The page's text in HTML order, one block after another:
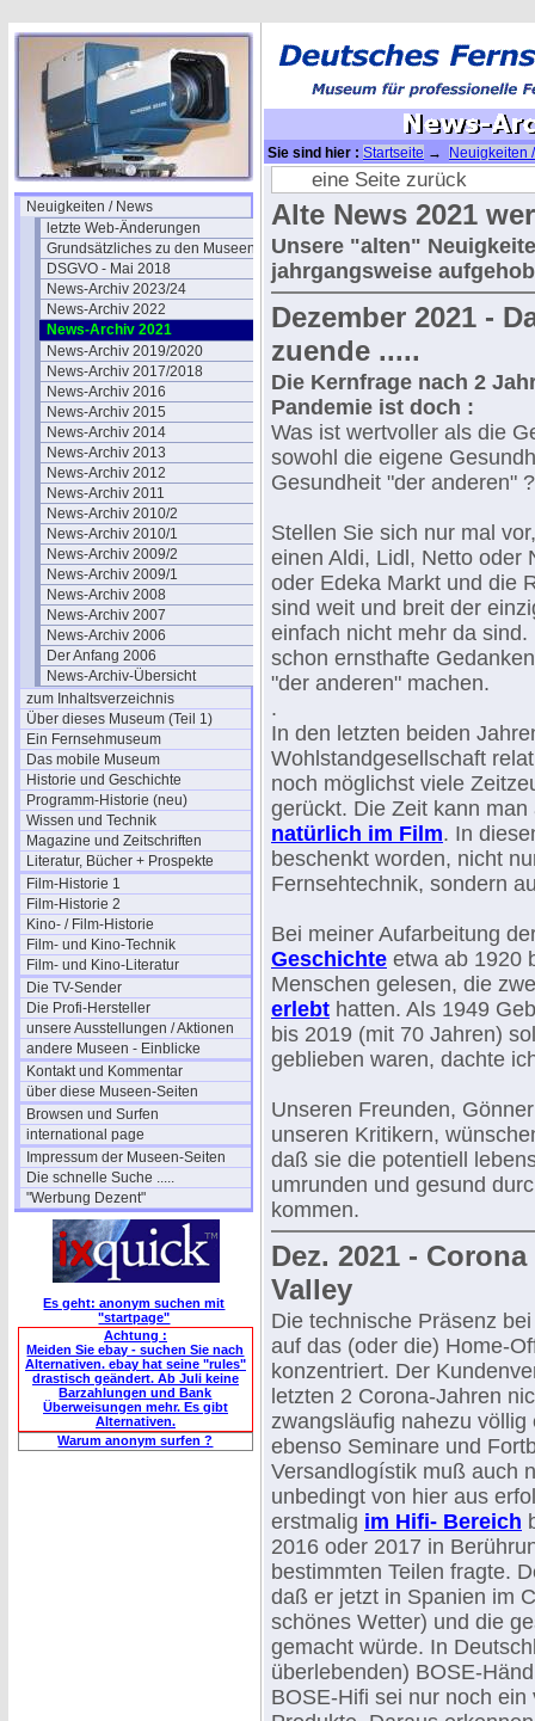
Neuigkeiten / News
letzte Web-Änderungen
Grundsätzliches zu den Museen
DSGVO - Mai 2018
News-Archiv 2023/24
News-Archiv 2022
News-Archiv 2021
News-Archiv 2019/2020
News-Archiv 2017/2018
News-Archiv 2016
News-Archiv 2015
News-Archiv 2014
News-Archiv 2013
News-Archiv 2012
News-Archiv 2011
News-Archiv 2010/2
News-Archiv 2010/1
News-Archiv 2009/2
News-Archiv 2009/1
News-Archiv 2008
News-Archiv 2007
News-Archiv 2006
Der Anfang 2006
News-Archiv-Übersicht
zum Inhaltsverzeichnis
Über dieses Museum (Teil 1)
Ein Fernsehmuseum
Das mobile Museum
Historie und Geschichte
Programm-Historie (neu)
Wissen und Technik
Magazine und Zeitschriften
Literatur, Bücher + Prospekte
Film-Historie 1
Film-Historie 2
Kino- / Film-Historie
Film- und Kino-Technik
Film- und Kino-Literatur
Die TV-Sender
Die Profi-Hersteller
unsere Ausstellungen / Aktionen
andere Museen - Einblicke
Kontakt und Kommentar
über diese Museen-Seiten
Browsen und Surfen
international page
Impressum der Museen-Seiten
Die schnelle Suche .....
"Werbung Dezent"
Es geht: anonym suchen mit
"startpage"
Achtung :
Meiden Sie ebay - suchen Sie nach
Alternativen. ebay hat seine "rules"
drastisch geändert. Ab Juli keine
Barzahlungen und Bank
Überweisungen mehr. Es gibt
Alternativen.
Warum anonym surfen ?
Sie sind hier : Startseite → Neuigkeiten
eine Seite zurück
Alte News 2021
Unsere "alten"
jahrgangsweise
Dezember 2021 -
zuende .....
Die Kernfrage nach 2
Pandemie ist doch :
Was ist wertvoller als die
sowohl die eigene
Gesundheit "der anderen" ?
Stellen Sie sich nur mal
einen Aldi, Lidl, Netto oder
oder Edeka Markt und die
sind weit und breit der
einfach nicht mehr da
schon ernsthafte
"der anderen" machen.
.
In den letzten beiden
Wohlstandgesellschaft
noch möglichst viele
gerückt. Die Zeit kann
natürlich im Film. In
beschenkt worden, nicht
Fernsehtechnik, sondern
Bei meiner Aufarbeitung
Geschichte etwa ab 1920
Menschen gelesen, die
erlebt hatten. Als 1949
bis 2019 (mit 70 Jahren)
geblieben waren, dachte
Unseren Freunden,
unseren Kritikern,
daß sie die potentiell
umrunden und gesund
kommen.
Dez. 2021 -
Valley
Die technische Präsenz
auf das (oder die) Home-
konzentriert. Der
letzten 2 Corona-Jahren
zwangsläufig nahezu völlig
ebenso Seminare und
Versandlogístik muß auch
unbedingt von hier aus
erstmalig im Hifi- Bereich
2016 oder 2017 in
bestimmten Teilen fragte.
daß er jetzt in Spanien im
schönes Wetter) und die
gemacht würde. In
überlebenden) BOSE-
BOSE-Hifi sei nur noch